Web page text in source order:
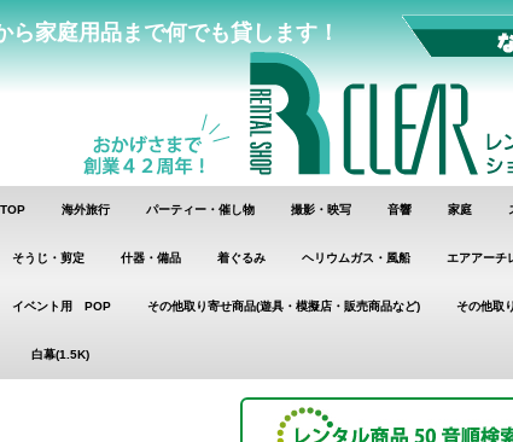
ら家庭用品まで何でも貸します！
海外旅行 パーティー・催し物 撮影・映写 音響 家庭
そうじ・剪定 什器・備品 着ぐるみ ヘリウムガス・風船 エアアーチ
イベント用 POP その他取り寄せ商品(遊具・模擬店・販売商品など) その他取
白幕(1.5K)